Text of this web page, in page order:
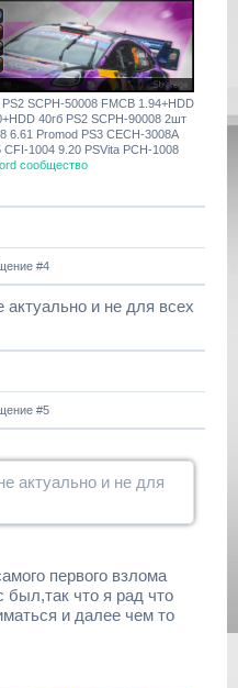
SCPH-50008 FMCB 1.94+HDD
40гб PS2 SCPH-90008 2шт
6.61 Promod PS3 CECH-3008A
CFI-1004 9.20 PSVita PCH-1008
сообщество
#4
актуально и не для всех
#5
актуально и не для
первого взлома
был,так что я рад что
и далее чем то